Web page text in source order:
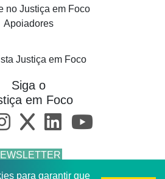
no Justiça em Foco
Apoiadores
Siga o
em Foco
para garantir que